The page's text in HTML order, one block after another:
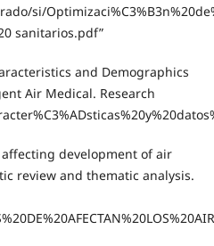
si/
sanitarios.pdf”
and Demographics
Air Medical. Research
affecting development of air
review and thematic analysis.